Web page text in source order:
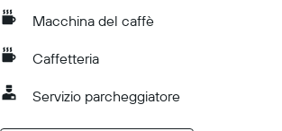
Macchina del caffè
Caffetteria
Servizio parcheggiatore